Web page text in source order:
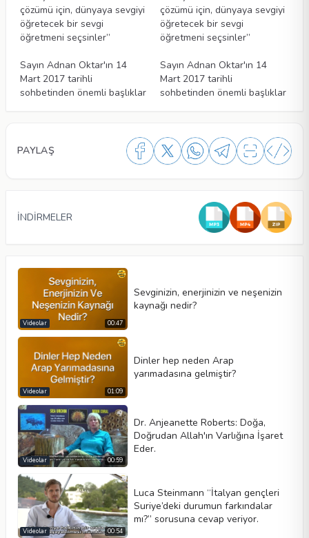
çözümü için, dünyaya sevgiyi
öğretecek bir sevgi
öğretmeni seçsinler”
çözümü için, dünyaya sevgiyi
öğretecek bir sevgi
öğretmeni seçsinler”
Sayın Adnan Oktar'ın 14
Mart 2017 tarihli
sohbetinden önemli başlıklar
Sayın Adnan Oktar'ın 14
Mart 2017 tarihli
sohbetinden önemli başlıklar
PAYLAŞ
Otomatik oynat
Kontrolleri göster
Döngü
Genişlik
Yükseklik
İNDİRMELER
00:47
Videolar
Sevginizin, enerjinizin ve neşenizin
kaynağı nedir?
01:09
Videolar
Dinler hep neden Arap
yarımadasına gelmiştir?
00:59
Videolar
Dr. Anjeanette Roberts: Doğa,
Doğrudan Allah'ın Varlığına İşaret
Eder.
00:54
Videolar
Luca Steinmann “İtalyan gençleri
Suriye’deki durumun farkındalar
mı?” sorusuna cevap veriyor.